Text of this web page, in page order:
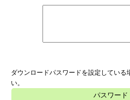
ダウンロードパスワードを設定している
い。
パスワード